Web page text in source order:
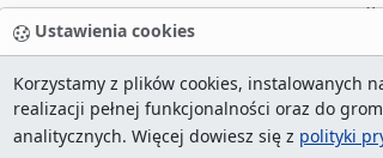
Ustawienia cookies
Korzystamy z plików cookies, instalowanych
realizacji pełnej funkcjonalności oraz do
analitycznych. Więcej dowiesz się z polityki